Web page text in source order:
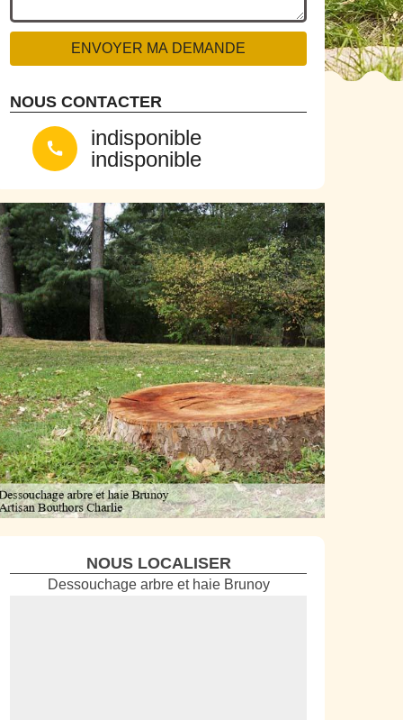
NOUS CONTACTER
indisponible
indisponible
NOUS LOCALISER
Dessouchage arbre et haie Brunoy